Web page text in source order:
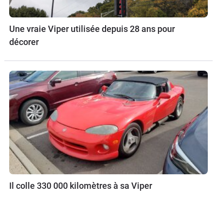
Une vraie Viper utilisée depuis 28 ans pour
décorer
Il colle 330 000 kilomètres à sa Viper